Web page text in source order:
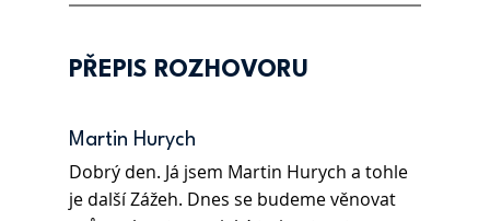
PŘEPIS ROZHOVORU
Martin Hurych
Dobrý den. Já jsem Martin Hurych a tohle
je další Zážeh. Dnes se budeme věnovat